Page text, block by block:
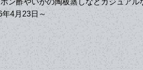
4月23日～